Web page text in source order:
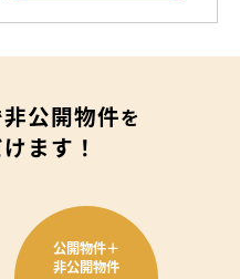
非公開物件を
ます！
公開物件＋
非公開物件